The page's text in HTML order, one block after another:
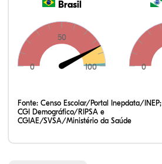
Brasil
0
50
100 0
Fonte: Censo Escolar/Portal Inepdata/INEP;
CGI Demográfico/RIPSA e
CGIAE/SVSA/Ministério da Saúde